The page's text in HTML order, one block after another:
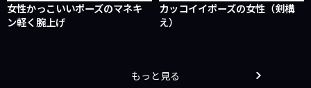
女性かっこいいポーズのマネキ
ン軽く腕上げ
カッコイイポーズの女性（剣構
え）
もっと見る